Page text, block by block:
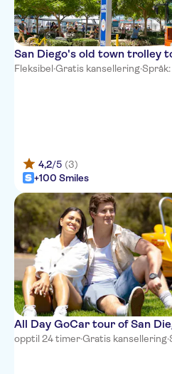
San Diego's old town trolley
Fleksibel·Gratis kansellering·Språk:
4,2/5 (3)
+100 Smiles
All Day GoCar tour of San
opptil 24 timer·Gratis kansellering·